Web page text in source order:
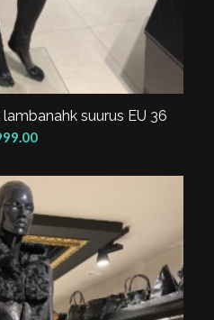
suurus EU 36